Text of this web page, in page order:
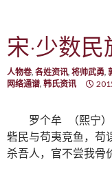
宋·少数
人物卷, 各姓资讯, 将帅武勇,
网络通谱, 韩氏资讯
罗个牟 （熙宁
砦民与苟夷竞鱼，苟
杀吾人，官不尝我骨